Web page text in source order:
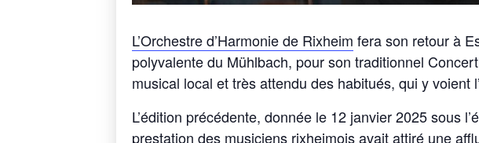
L’Orchestre d’Harmonie de Rixheim fera son retour à
polyvalente du Mühlbach, pour son traditionnel
musical local et très attendu des habitués, qui y voient
L’édition précédente, donnée le 12 janvier 2025 sous
prestation des musiciens rixheimois avait attiré une